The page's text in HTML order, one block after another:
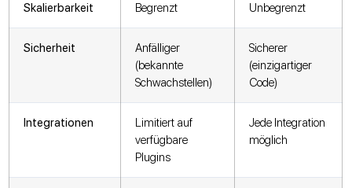
Skalierbarkeit Begrenzt Unbegrenzt
Sicherheit
Anfälliger
(bekannte
Schwachstellen)
Sicherer
(einzigartiger
Code)
Integrationen
Limitiert auf
verfügbare
Plugins
Jede Integration
möglich